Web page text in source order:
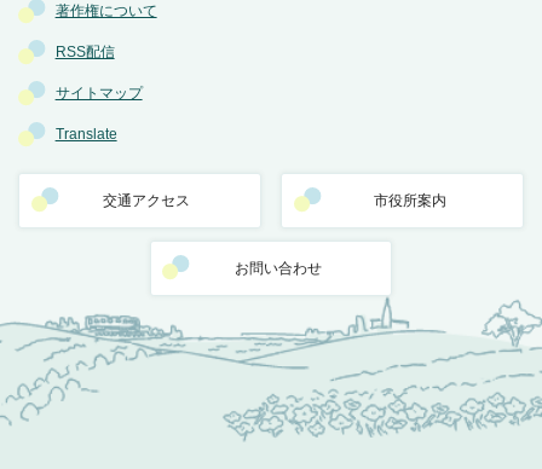
著作権について
RSS配信
サイトマップ
Translate
交通アクセス 市役所案内
お問い合わせ